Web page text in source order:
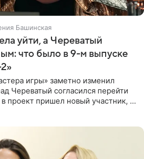
Башинская
уйти, а Череватый
что было в 9-м выпуске
игры» заметно изменил
Череватый согласился перейти
проект пришел новый участник, а